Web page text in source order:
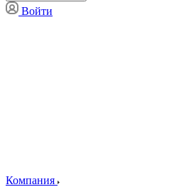
Войти
Компания